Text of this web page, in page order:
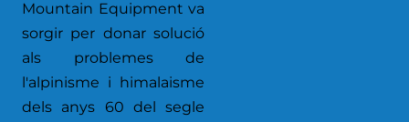
Mountain Equipment va
sorgir per donar solució
als problemes de
l'alpinisme i himalaisme
dels anys 60 del segle